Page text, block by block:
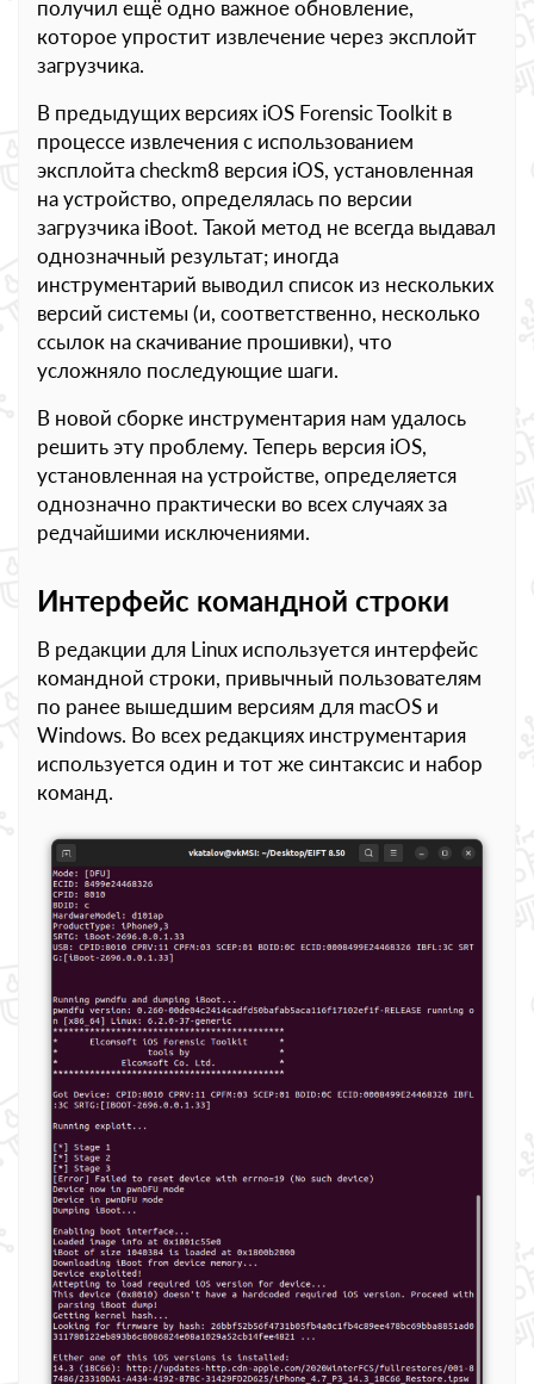
получил ещё одно важное обновление,
которое упростит извлечение через эксплойт
загрузчика.
В предыдущих версиях iOS Forensic Toolkit в
процессе извлечения с использованием
эксплойта checkm8 версия iOS, установленная
на устройство, определялась по версии
загрузчика iBoot. Такой метод не всегда выдавал
однозначный результат; иногда
инструментарий выводил список из нескольких
версий системы (и, соответственно, несколько
ссылок на скачивание прошивки), что
усложняло последующие шаги.
В новой сборке инструментария нам удалось
решить эту проблему. Теперь версия iOS,
установленная на устройстве, определяется
однозначно практически во всех случаях за
редчайшими исключениями.
Интерфейс командной строки
В редакции для Linux используется интерфейс
командной строки, привычный пользователям
по ранее вышедшим версиям для macOS и
Windows. Во всех редакциях инструментария
используется один и тот же синтаксис и набор
команд.